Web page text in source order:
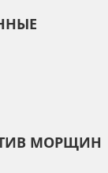
МОРЩИН